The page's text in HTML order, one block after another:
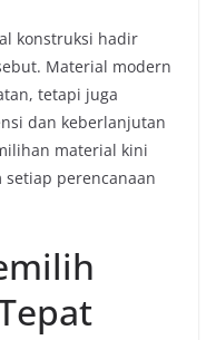
konstruksi hadir
Material modern
tetapi juga
dan keberlanjutan
material kini
perencanaan